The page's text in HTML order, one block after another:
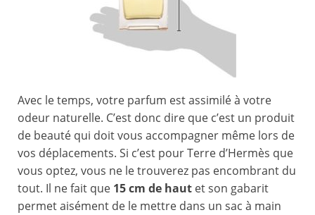
Avec le temps, votre parfum est assimilé à votre
odeur naturelle. C’est donc dire que c’est un produit
de beauté qui doit vous accompagner même lors de
vos déplacements. Si c’est pour Terre d’Hermès que
vous optez, vous ne le trouverez pas encombrant du
tout. Il ne fait que 15 cm de haut et son gabarit
permet aisément de le mettre dans un sac à main